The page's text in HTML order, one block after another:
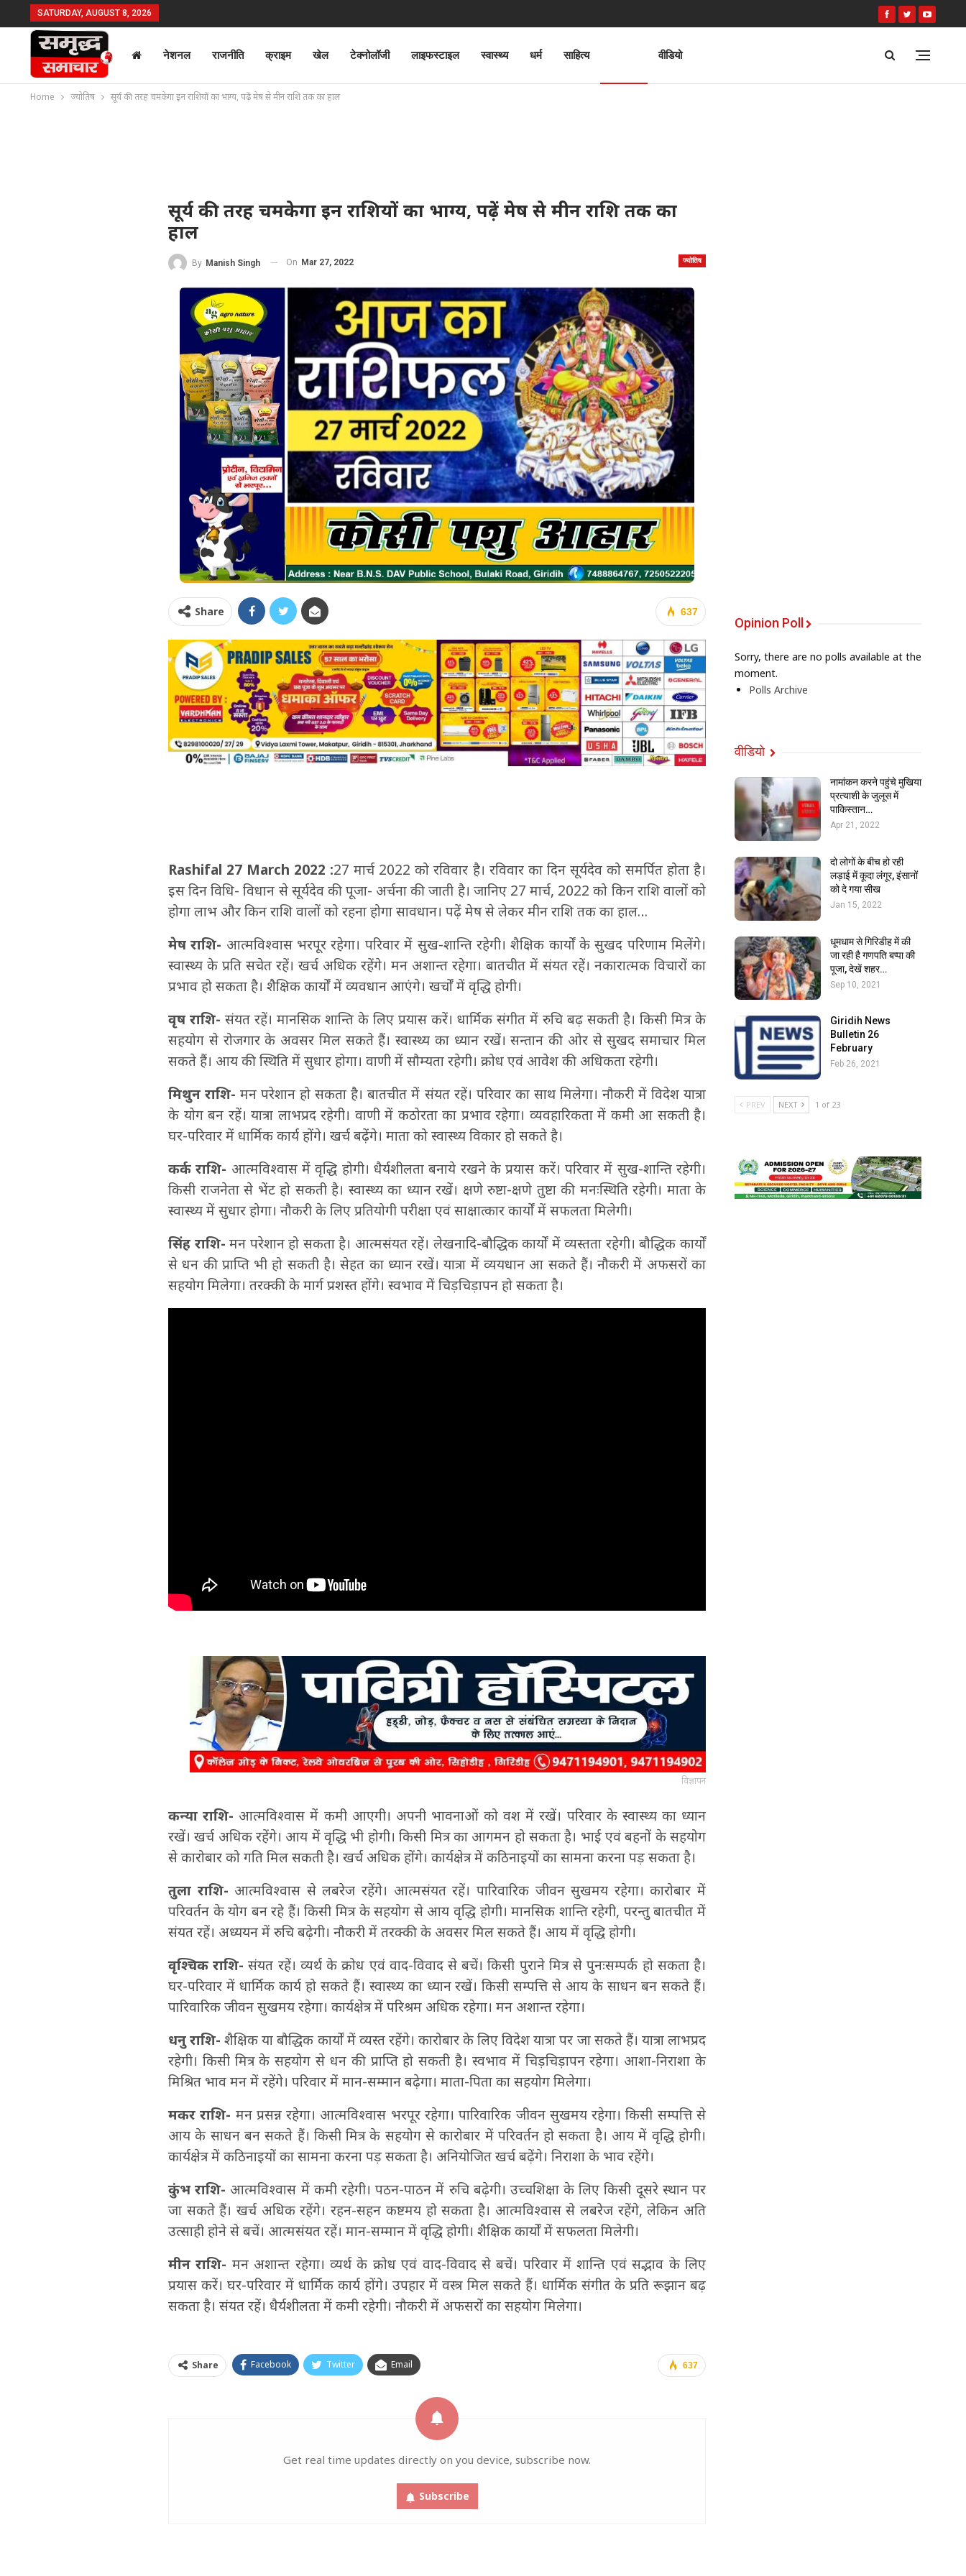
SATURDAY, AUGUST 8, 2026
नेशनल राजनीति क्राइम खेल टेक्नोलॉजी लाइफस्टाइल स्वास्थ्य धर्म साहित्य वीडियो
Home ज्योतिष सूर्य की तरह चमकेगा इन राशियों का भाग्य, पढ़ें मेष से मीन राशि तक का हाल
सूर्य की तरह चमकेगा इन राशियों का भाग्य, पढ़ें मेष से मीन राशि तक का
हाल
ज्योतिष
By Manish Singh On Mar 27, 2022
637
Share
Rashifal 27 March 2022 :27 मार्च 2022 को रविवार है। रविवार का दिन सूर्यदेव को समर्पित होता है।
इस दिन विधि- विधान से सूर्यदेव की पूजा- अर्चना की जाती है। जानिए 27 मार्च, 2022 को किन राशि वालों को
होगा लाभ और किन राशि वालों को रहना होगा सावधान। पढ़ें मेष से लेकर मीन राशि तक का हाल…
मेष राशि- आत्मविश्वास भरपूर रहेगा। परिवार में सुख-शान्ति‍ रहेगी। शैक्षिक कार्यों के सुखद परिणाम मिलेंगे।
स्वास्थ्‍य के प्रति सचेत रहें। खर्च अधिक रहेंगे। मन अशान्त रहेगा। बातचीत में संयत रहें। नकारात्मक विचारों का
प्रभाव हो सकता है। शैक्षिक कार्यों में व्यवधान आएंगे। खर्चों में वृद्धि होगी।
वृष राशि- संयत रहें। मानसिक शान्ति‍ के लिए प्रयास करें। धार्मिक संगीत में रुचि बढ़ सकती है। किसी मित्र के
सहयोग से रोजगार के अवसर मिल सकते हैं। स्वास्थ्‍य का ध्यान रखें। सन्तान की ओर से सुखद समाचार मिल
सकते हैं। आय की स्थिति में सुधार होगा। वाणी में सौम्यता रहेगी। क्रोध एवं आवेश की अधिकता रहेगी।
मिथुन राशि- मन परेशान हो सकता है। बातचीत में संयत रहें। परिवार का साथ मिलेगा। नौकरी में विदेश यात्रा
के योग बन रहें। यात्रा लाभप्रद रहेगी। वाणी में कठोरता का प्रभाव रहेगा। व्यवहारिकता में कमी आ सकती है।
घर-परिवार में धार्मिक कार्य होंगे। खर्च बढ़ेंगे। माता को स्वास्थ्य विकार हो सकते है।
कर्क राशि- आत्मविश्वास में वृद्धि होगी। धैर्यशीलता बनाये रखने के प्रयास करें। परिवार में सुख-शान्ति‍ रहेगी।
किसी राजनेता से भेंट हो सकती है। स्वास्थ्‍य का ध्यान रखें। क्षणे रुष्टा-क्षणे तुष्टा की मनःस्थिति रहेगी। माता के
स्वास्थ्‍य में सुधार होगा। नौकरी के लिए प्रतियोगी परीक्षा एवं साक्षात्कार कार्यों में सफलता मिलेगी।
सिंह राशि- मन परेशान हो सकता है। आत्मसंयत रहें। लेखनादि-बौद्धिक कार्यों में व्यस्तता रहेगी। बौद्धिक कार्यों
से धन की प्राप्ति‍ भी हो सकती है। सेहत का ध्यान रखें। यात्रा में व्ययधान आ सकते हैं। नौकरी में अफसरों का
सहयोग मिलेगा। तरक्की के मार्ग प्रशस्त होंगे। स्वभाव में चिड़चिड़ापन हो सकता है।
विज्ञापन
कन्या राशि- आत्मविश्वास में कमी आएगी। अपनी भावनाओं को वश में रखें। परिवार के स्वास्थ्‍य का ध्यान
रखें। खर्च अधिक रहेंगे। आय में वृद्धि भी होगी। किसी मित्र का आगमन हो सकता है। भाई एवं बहनों के सहयोग
से कारोबार को गति मिल सकती है। खर्च अधिक होंगे। कार्यक्षेत्र में कठिनाइयों का सामना करना पड़ सकता है।
तुला राशि- आत्मविश्वास से लबरेज रहेंगे। आत्मसंयत रहें। पारिवारिक जीवन सुखमय रहेगा। कारोबार में
परिवर्तन के योग बन रहे हैं। किसी मित्र के सहयोग से आय वृद्धि होगी। मानसिक शान्ति रहेगी, परन्तु बातचीत में
संयत रहें। अध्ययन में रुचि बढ़ेगी। नौकरी में तरक्की के अवसर मिल सकते हैं। आय में वृद्धि होगी।
वृश्चिक राशि- संयत रहें। व्यर्थ के क्रोध एवं वाद-विवाद से बचें। किसी पुराने मित्र से पुनःसम्पर्क हो सकता है।
घर-परिवार में धार्मिक कार्य हो सकते हैं। स्वास्थ्‍य का ध्यान रखें। किसी सम्पत्ति से आय के साधन बन सकते हैं।
पारिवारिक जीवन सुखमय रहेगा। कार्यक्षेत्र में परिश्रम अधिक रहेगा। मन अशान्त रहेगा।
धनु राशि- शैक्षिक या बौद्धिक कार्यों में व्यस्त रहेंगे। कारोबार के लिए विदेश यात्रा पर जा सकते हैं। यात्रा लाभप्रद
रहेगी। किसी मित्र के सहयोग से धन की प्राप्ति‍ हो सकती है। स्वभाव में चिड़चिड़ापन रहेगा। आशा-निराशा के
मिश्रित भाव मन में रहेंगे। परिवार में मान-सम्मान बढ़ेगा। माता-पिता का सहयोग मिलेगा।
मकर राशि- मन प्रसन्न रहेगा। आत्मविश्वास भरपूर रहेगा। पारिवारिक जीवन सुखमय रहेगा। किसी सम्पत्ति से
आय के साधन बन सकते हैं। किसी मित्र के सहयोग से कारोबार में परिवर्तन हो सकता है। आय में वृद्धि होगी।
कार्यक्षेत्र में कठिनाइयों का सामना करना पड़ सकता है। अनियोजित खर्च बढ़ेंगे। निराशा के भाव रहेंगे।
कुंभ राशि- आत्मविश्वास में कमी रहेगी। पठन-पाठन में रुचि बढ़ेगी। उच्चशिक्षा के लिए किसी दूसरे स्थान पर
जा सकते हैं। खर्च अधिक रहेंगे। रहन-सहन कष्टमय हो सकता है। आत्मविश्वास से लबरेज रहेंगे, लेकिन अति
उत्साही होने से बचें। आत्मसंयत रहें। मान-सम्मान में वृद्धि होगी। शैक्षिक कार्यों में सफलता मिलेगी।
मीन राशि- मन अशान्त रहेगा। व्यर्थ के क्रोध एवं वाद-विवाद से बचें। परिवार में शान्ति‍ एवं सद्भाव के लिए
प्रयास करें। घर-परिवार में धार्मिक कार्य होंगे। उपहार में वस्त्र मिल सकते हैं। धार्मिक संगीत के प्रति रूझान बढ़
सकता है। संयत रहें। धैर्यशीलता में कमी रहेगी। नौकरी में अफसरों का सहयोग मिलेगा।
637
Share Facebook Twitter Email
Get real time updates directly on you device, subscribe now.
Subscribe
Opinion Poll
Sorry, there are no polls available at the
moment.
Polls Archive
वीडियो
नामांकन करने पहुंचे मुखिया
प्रत्याशी के जुलूस में
पाकिस्तान…
Apr 21, 2022
दो लोगों के बीच हो रही
लड़ाई में कूदा लंगूर, इंसानों
को दे गया सीख
Jan 15, 2022
धूमधाम से गिरिडीह में की
जा रही है गणपति बप्पा की
पूजा, देखें शहर…
Sep 10, 2021
Giridih News
Bulletin 26
February
Feb 26, 2021
PREV NEXT 1 of 23